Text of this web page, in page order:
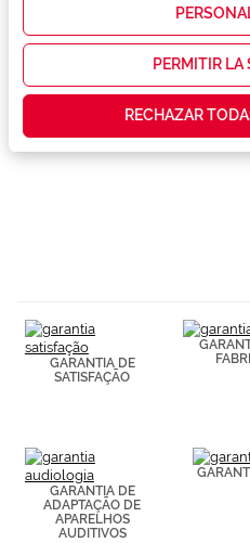
las
que realmente
contenidos
personalizados
visitadas).
Puedes
consultar más
información en
PERMITIR LA
RECHAZAR
Garantias e serviços
GARANTIA DE
SATISFAÇÃO
GARANTIA DE
ADAPTAÇÃO DE
APARELHOS
AUDITIVOS